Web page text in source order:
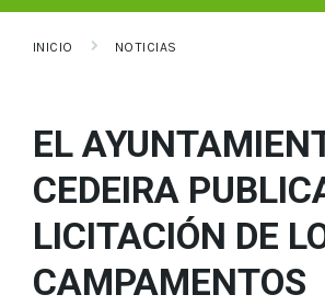
INICIO NOTICIAS
EL
CEDEIRA
LICITACIÓN DE
CAMPAMENTOS